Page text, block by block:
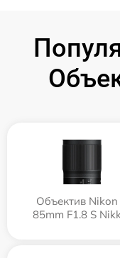
Объектив Nikon
85mm F1.8 S